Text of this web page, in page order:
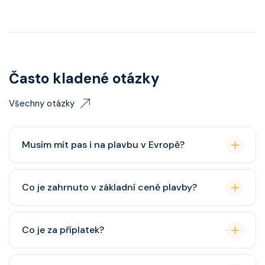
Často kladené otázky
Všechny otázky
Musím mít pas i na plavbu v Evropě?
Pas je vždy lepší, ale občanský průkaz pro plavby po
Evropě stačí. Doporučuje se platnost minimálně 6
měsíců po skončení plavby.
Co je zahrnuto v základní ceně plavby?
Ubytování, hlavní restaurace, rautová restaurace,
zábava, show, bazény, vířivky, fitness, základní nápoje
(voda, čaj, káva, limonády apod.).
Co je za příplatek?
Alkoholické a balené nápoje, specializované